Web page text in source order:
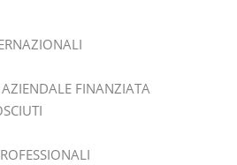
FINANZIATA